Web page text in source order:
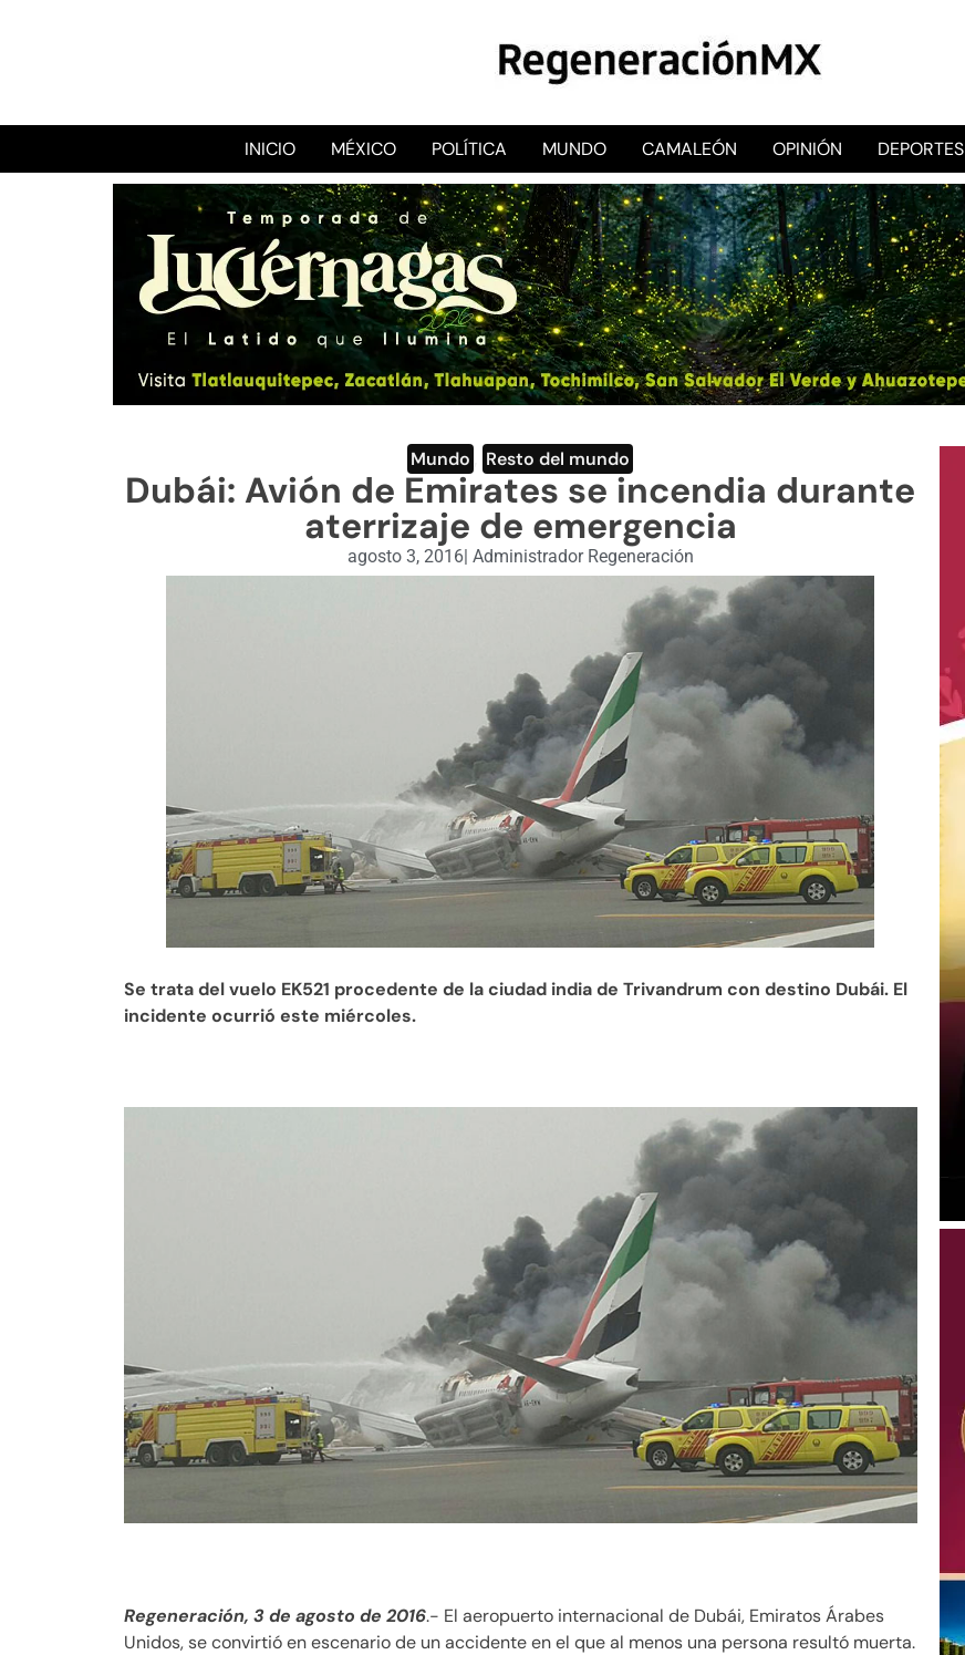
RegeneraciónMX
Sitio de noticias libre e independiente
INICIO MÉXICO POLÍTICA MUNDO CAMALEÓN OPINIÓN DEPORTES
Mundo Resto del mundo
Dubái: Avión de Emirates se incendia durante
aterrizaje de emergencia
agosto 3, 2016| Administrador Regeneración
Se trata del vuelo EK521 procedente de la ciudad india de Trivandrum con destino Dubái. El
incidente ocurrió este miércoles.
Regeneración, 3 de agosto de 2016.- El aeropuerto internacional de Dubái, Emiratos Árabes
Unidos, se convirtió en escenario de un accidente en el que al menos una persona resultó muerta.